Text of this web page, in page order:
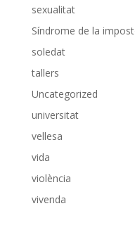
sexualitat
Síndrome de la
soledat
tallers
Uncategorized
universitat
vellesa
vida
violència
vivenda